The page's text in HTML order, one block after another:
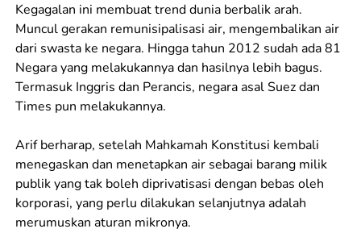
Kegagalan ini membuat trend dunia berbalik arah.
Muncul gerakan remunisipalisasi air, mengembalikan air
dari swasta ke negara. Hingga tahun 2012 sudah ada 81
Negara yang melakukannya dan hasilnya lebih bagus.
Termasuk Inggris dan Perancis, negara asal Suez dan
Times pun melakukannya.
Arif berharap, setelah Mahkamah Konstitusi kembali
menegaskan dan menetapkan air sebagai barang milik
publik yang tak boleh diprivatisasi dengan bebas oleh
korporasi, yang perlu dilakukan selanjutnya adalah
merumuskan aturan mikronya.